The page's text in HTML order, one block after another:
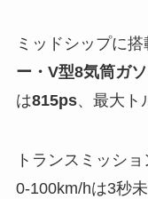
ミッドシップに搭
ー・V型8気筒ガ
は815ps、最大ト
トランスミッシ
0-100km/hは3秒